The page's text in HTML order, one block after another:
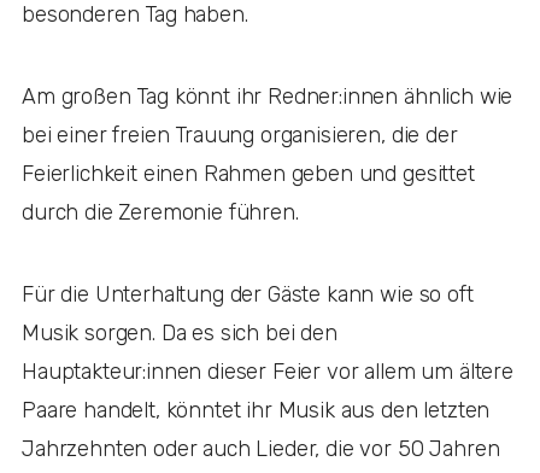
besonderen Tag haben.
Am großen Tag könnt ihr Redner:innen ähnlich wie
bei einer freien Trauung organisieren, die der
Feierlichkeit einen Rahmen geben und gesittet
durch die Zeremonie führen.
Für die Unterhaltung der Gäste kann wie so oft
Musik sorgen. Da es sich bei den
Hauptakteur:innen dieser Feier vor allem um ältere
Paare handelt, könntet ihr Musik aus den letzten
Jahrzehnten oder auch Lieder, die vor 50 Jahren